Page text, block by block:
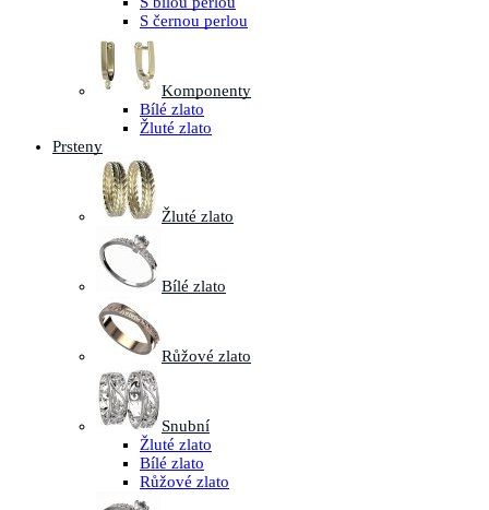
S černou perlou
Komponenty
Bílé zlato
Žluté zlato
Prsteny
Žluté zlato
Bílé zlato
Růžové zlato
Snubní
Žluté zlato
Bílé zlato
Růžové zlato